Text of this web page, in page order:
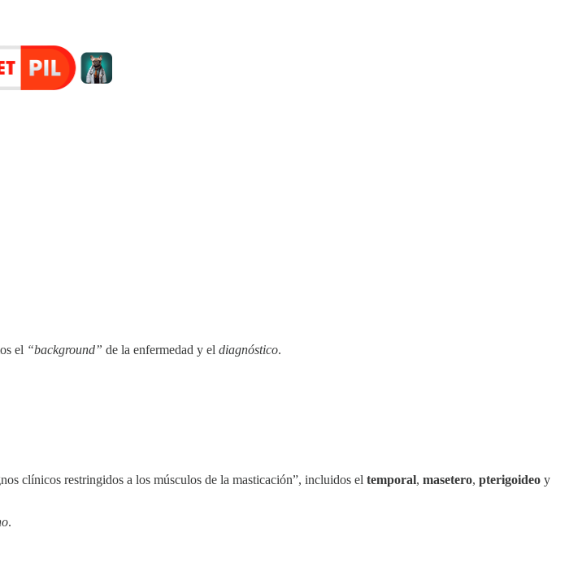
el “background” de la enfermedad y el diagnóstico.
clínicos restringidos a los músculos de la masticación”, incluidos el temporal, masetero, pterigoideo y
.